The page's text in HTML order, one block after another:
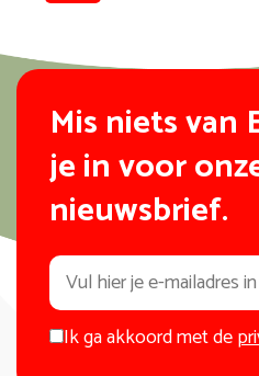
Mis niets van
je in voor
nieuwsbrief.
Ik ga akkoord met de